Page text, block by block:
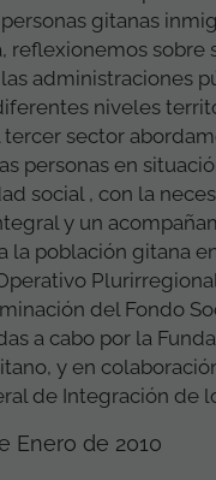
gitanas
reflexionemos sobre
administraciones
niveles
sector
personas en
social , con la
y un
la población gitana
del Fondo
a cabo por la
y en
de Integración de
Enero de 2010